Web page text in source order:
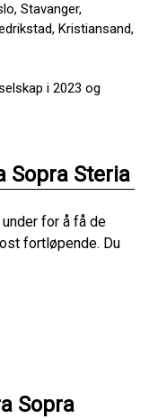
Stavanger,
Kristiansand,
i 2023 og
Sopra Steria
for å få de
fortløpende. Du
Sopra